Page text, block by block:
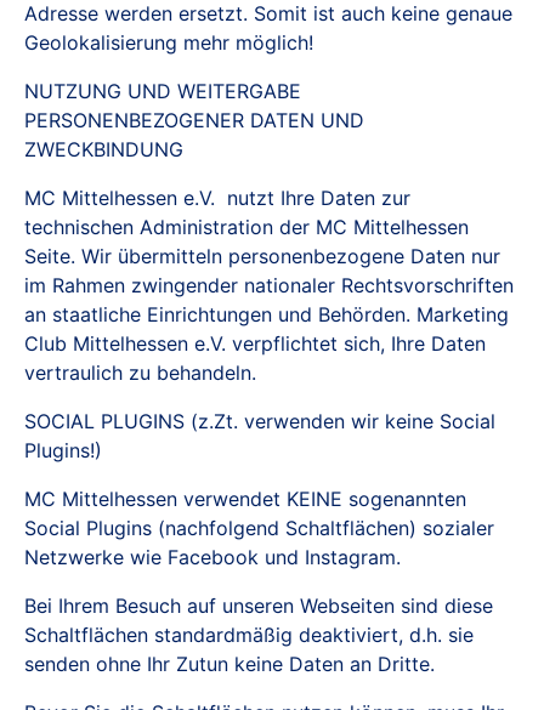
Adresse werden ersetzt. Somit ist auch keine genaue
Geolokalisierung mehr möglich!
NUTZUNG UND WEITERGABE
PERSONENBEZOGENER DATEN UND
ZWECKBINDUNG
MC Mittelhessen e.V. nutzt Ihre Daten zur
technischen Administration der MC Mittelhessen
Seite. Wir übermitteln personenbezogene Daten nur
im Rahmen zwingender nationaler Rechtsvorschriften
an staatliche Einrichtungen und Behörden. Marketing
Club Mittelhessen e.V. verpflichtet sich, Ihre Daten
vertraulich zu behandeln.
SOCIAL PLUGINS (z.Zt. verwenden wir keine Social
Plugins!)
MC Mittelhessen verwendet KEINE sogenannten
Social Plugins (nachfolgend Schaltflächen) sozialer
Netzwerke wie Facebook und Instagram.
Bei Ihrem Besuch auf unseren Webseiten sind diese
Schaltflächen standardmäßig deaktiviert, d.h. sie
senden ohne Ihr Zutun keine Daten an Dritte.